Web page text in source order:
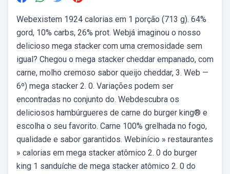
Webexistem 1924 calorias em 1 porção (713 g). 64%
gord, 10% carbs, 26% prot. Webjá imaginou o nosso
delicioso mega stacker com uma cremosidade sem
igual? Chegou o mega stacker cheddar empanado, com
carne, molho cremoso sabor queijo cheddar, 3. Web —
6º) mega stacker 2. 0. Variações podem ser
encontradas no conjunto do. Webdescubra os
deliciosos hambúrgueres de carne do burger king® e
escolha o seu favorito. Carne 100% grelhada no fogo,
qualidade e sabor garantidos. Webinício » restaurantes
» calorias em mega stacker atômico 2. 0 do burger
king 1 sanduíche de mega stacker atômico 2. 0 do